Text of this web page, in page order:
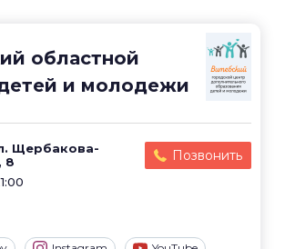
областной
и молодежи
Щербакова-
8
Позвонить